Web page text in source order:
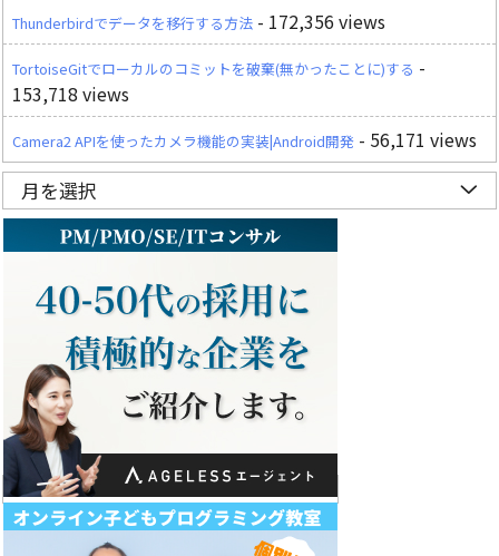
Thunderbirdでデータを移行する方法 - 172,356 views
TortoiseGitでローカルのコミットを破棄(無かったことに)する -
153,718 views
Camera2 APIを使ったカメラ機能の実装|Android開発 - 56,171 views
月を選択